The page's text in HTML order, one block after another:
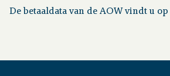
Contact
De betaaldata van de AOW vindt u op